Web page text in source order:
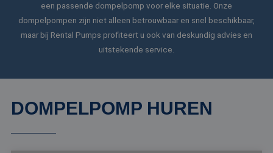
een passende dompelpomp voor elke situatie. Onze
dompelpompen zijn niet alleen betrouwbaar en snel beschikbaar,
maar bij Rental Pumps profiteert u ook van deskundig advies en
uitstekende service.
DOMPELPOMP HUREN